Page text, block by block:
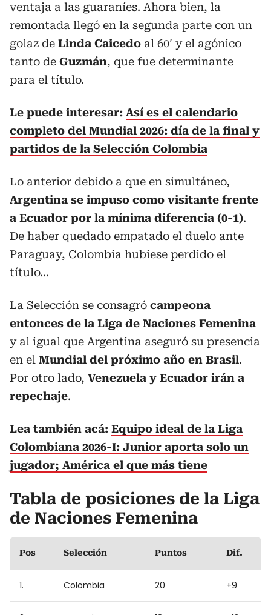
ventaja a las guaraníes. Ahora bien, la
remontada llegó en la segunda parte con un
golaz de Linda Caicedo al 60′ y el agónico
tanto de Guzmán, que fue determinante
para el título.
Le puede interesar: Así es el calendario
completo del Mundial 2026: día de la final y
partidos de la Selección Colombia
Lo anterior debido a que en simultáneo,
Argentina se impuso como visitante frente
a Ecuador por la mínima diferencia (0-1).
De haber quedado empatado el duelo ante
Paraguay, Colombia hubiese perdido el
título...
La Selección se consagró campeona
entonces de la Liga de Naciones Femenina
y al igual que Argentina aseguró su presencia
en el Mundial del próximo año en Brasil.
Por otro lado, Venezuela y Ecuador irán a
repechaje.
Lea también acá: Equipo ideal de la Liga
Colombiana 2026-I: Junior aporta solo un
jugador; América el que más tiene
Tabla de posiciones de la Liga
de Naciones Femenina
Pos Selección Puntos Dif.
1. Colombia 20 +9